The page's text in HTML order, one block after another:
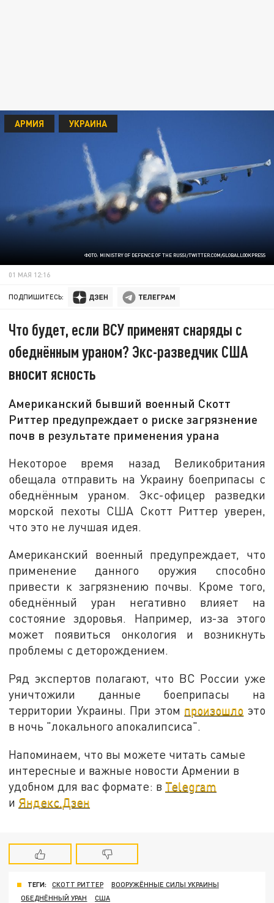
ФОТО: MINISTRY OF DEFENCE OF THE RUSSI/TWITTER.COM/GLOBALLOOKPRESS
АРМИЯ УКРАИНА
01 МАЯ 12:16
ПОДПИШИТЕСЬ:
Что будет, если ВСУ применят снаряды с
обеднённым ураном? Экс-разведчик США
вносит ясность
Американский бывший военный Скотт
Риттер предупреждает о риске загрязнение
почв в результате применения урана
Некоторое время назад Великобритания
обещала отправить на Украину боеприпасы с
обеднённым ураном. Экс-офицер разведки
морской пехоты США Скотт Риттер уверен,
что это не лучшая идея.
Американский военный предупреждает, что
применение данного оружия способно
привести к загрязнению почвы. Кроме того,
обеднённый уран негативно влияет на
состояние здоровья. Например, из-за этого
может появиться онкология и возникнуть
проблемы с деторождением.
Ряд экспертов полагают, что ВС России уже
уничтожили данные боеприпасы на
территории Украины. При этом произошло это
в ночь "локального апокалипсиса".
Напоминаем, что вы можете читать самые
интересные и важные новости Армении в
удобном для вас формате: в Telegram
и Яндекс.Дзен
ТЕГИ: СКОТТ РИТТЕР
ВООРУЖЁННЫЕ СИЛЫ УКРАИНЫ
ОБЕДНЁННЫЙ УРАН
США